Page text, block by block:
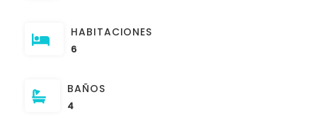
HABITACIONES
6
BAÑOS
4